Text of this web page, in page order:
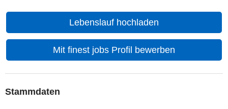
Lebenslauf hochladen
Mit finest jobs Profil bewerben
Stammdaten